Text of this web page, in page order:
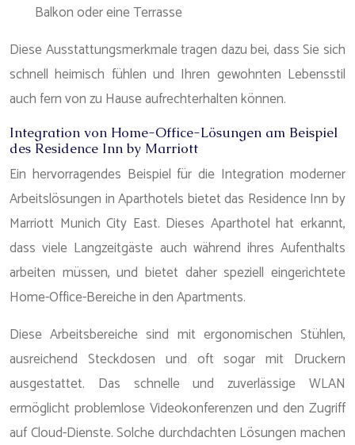
Balkon oder eine Terrasse
Diese Ausstattungsmerkmale tragen dazu bei, dass Sie sich
schnell heimisch fühlen und Ihren gewohnten Lebensstil
auch fern von zu Hause aufrechterhalten können.
Integration von Home-Office-Lösungen am Beispiel
des Residence Inn by Marriott
Ein hervorragendes Beispiel für die Integration moderner
Arbeitslösungen in Aparthotels bietet das Residence Inn by
Marriott Munich City East. Dieses Aparthotel hat erkannt,
dass viele Langzeitgäste auch während ihres Aufenthalts
arbeiten müssen, und bietet daher speziell eingerichtete
Home-Office-Bereiche in den Apartments.
Diese Arbeitsbereiche sind mit ergonomischen Stühlen,
ausreichend Steckdosen und oft sogar mit Druckern
ausgestattet. Das schnelle und zuverlässige WLAN
ermöglicht problemlose Videokonferenzen und den Zugriff
auf Cloud-Dienste. Solche durchdachten Lösungen machen